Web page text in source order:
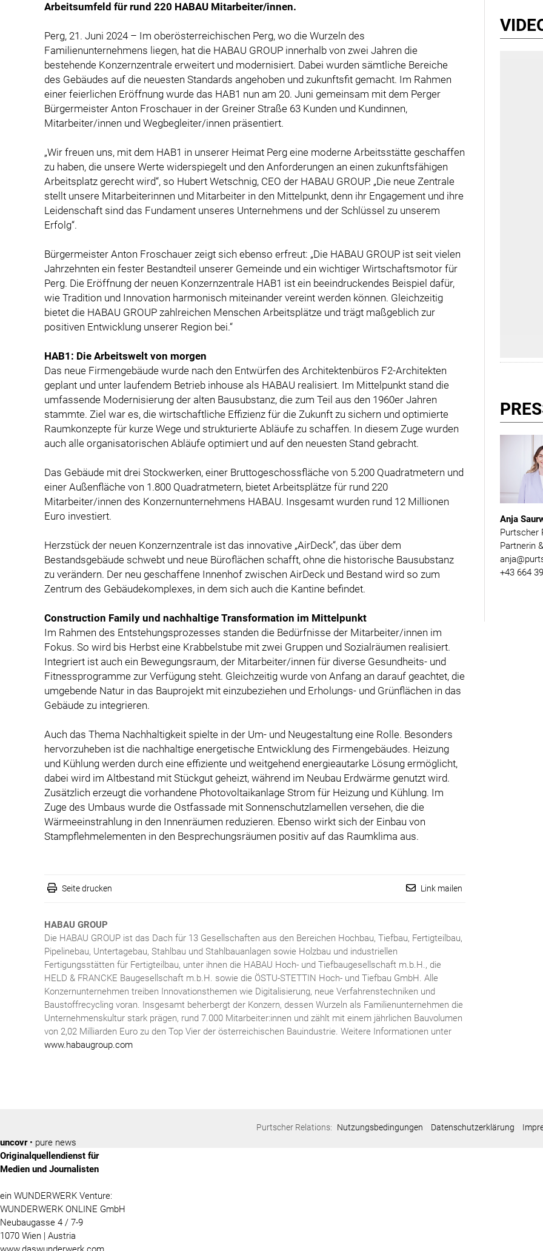
Arbeitsumfeld für rund 220 HABAU Mitarbeiter/innen.
Perg, 21. Juni 2024 – Im oberösterreichischen Perg, wo die Wurzeln des
Familienunternehmens liegen, hat die HABAU GROUP innerhalb von zwei Jahren die
bestehende Konzernzentrale erweitert und modernisiert. Dabei wurden sämtliche Bereiche
des Gebäudes auf die neuesten Standards angehoben und zukunftsfit gemacht. Im Rahmen
einer feierlichen Eröffnung wurde das HAB1 nun am 20. Juni gemeinsam mit dem Perger
Bürgermeister Anton Froschauer in der Greiner Straße 63 Kunden und Kundinnen,
Mitarbeiter/innen und Wegbegleiter/innen präsentiert.
„Wir freuen uns, mit dem HAB1 in unserer Heimat Perg eine moderne Arbeitsstätte geschaffen
zu haben, die unsere Werte widerspiegelt und den Anforderungen an einen zukunftsfähigen
Arbeitsplatz gerecht wird“, so Hubert Wetschnig, CEO der HABAU GROUP. „Die neue Zentrale
stellt unsere Mitarbeiterinnen und Mitarbeiter in den Mittelpunkt, denn ihr Engagement und ihre
Leidenschaft sind das Fundament unseres Unternehmens und der Schlüssel zu unserem
Erfolg“.
Bürgermeister Anton Froschauer zeigt sich ebenso erfreut: „Die HABAU GROUP ist seit vielen
Jahrzehnten ein fester Bestandteil unserer Gemeinde und ein wichtiger Wirtschaftsmotor für
Perg. Die Eröffnung der neuen Konzernzentrale HAB1 ist ein beeindruckendes Beispiel dafür,
wie Tradition und Innovation harmonisch miteinander vereint werden können. Gleichzeitig
bietet die HABAU GROUP zahlreichen Menschen Arbeitsplätze und trägt maßgeblich zur
positiven Entwicklung unserer Region bei.“
HAB1: Die Arbeitswelt von morgen
Das neue Firmengebäude wurde nach den Entwürfen des Architektenbüros F2-Architekten
geplant und unter laufendem Betrieb inhouse als HABAU realisiert. Im Mittelpunkt stand die
umfassende Modernisierung der alten Bausubstanz, die zum Teil aus den 1960er Jahren
stammte. Ziel war es, die wirtschaftliche Effizienz für die Zukunft zu sichern und optimierte
Raumkonzepte für kurze Wege und strukturierte Abläufe zu schaffen. In diesem Zuge wurden
auch alle organisatorischen Abläufe optimiert und auf den neuesten Stand gebracht.
Das Gebäude mit drei Stockwerken, einer Bruttogeschossfläche von 5.200 Quadratmetern und
einer Außenfläche von 1.800 Quadratmetern, bietet Arbeitsplätze für rund 220
Mitarbeiter/innen des Konzernunternehmens HABAU. Insgesamt wurden rund 12 Millionen
Euro investiert.
Herzstück der neuen Konzernzentrale ist das innovative „AirDeck“, das über dem
Bestandsgebäude schwebt und neue Büroflächen schafft, ohne die historische Bausubstanz
zu verändern. Der neu geschaffene Innenhof zwischen AirDeck und Bestand wird so zum
Zentrum des Gebäudekomplexes, in dem sich auch die Kantine befindet.
Construction Family und nachhaltige Transformation im Mittelpunkt
Im Rahmen des Entstehungsprozesses standen die Bedürfnisse der Mitarbeiter/innen im
Fokus. So wird bis Herbst eine Krabbelstube mit zwei Gruppen und Sozialräumen realisiert.
Integriert ist auch ein Bewegungsraum, der Mitarbeiter/innen für diverse Gesundheits- und
Fitnessprogramme zur Verfügung steht. Gleichzeitig wurde von Anfang an darauf geachtet, die
umgebende Natur in das Bauprojekt mit einzubeziehen und Erholungs- und Grünflächen in das
Gebäude zu integrieren.
Auch das Thema Nachhaltigkeit spielte in der Um- und Neugestaltung eine Rolle. Besonders
hervorzuheben ist die nachhaltige energetische Entwicklung des Firmengebäudes. Heizung
und Kühlung werden durch eine effiziente und weitgehend energieautarke Lösung ermöglicht,
dabei wird im Altbestand mit Stückgut geheizt, während im Neubau Erdwärme genutzt wird.
Zusätzlich erzeugt die vorhandene Photovoltaikanlage Strom für Heizung und Kühlung. Im
Zuge des Umbaus wurde die Ostfassade mit Sonnenschutzlamellen versehen, die die
Wärmeeinstrahlung in den Innenräumen reduzieren. Ebenso wirkt sich der Einbau von
Stampflehmelementen in den Besprechungsräumen positiv auf das Raumklima aus.
Seite drucken Link mailen
HABAU GROUP
Die HABAU GROUP ist das Dach für 13 Gesellschaften aus den Bereichen Hochbau, Tiefbau, Fertigteilbau,
Pipelinebau, Untertagebau, Stahlbau und Stahlbauanlagen sowie Holzbau und industriellen
Fertigungsstätten für Fertigteilbau, unter ihnen die HABAU Hoch- und Tiefbaugesellschaft m.b.H., die
HELD & FRANCKE Baugesellschaft m.b.H. sowie die ÖSTU-STETTIN Hoch- und Tiefbau GmbH. Alle
Konzernunternehmen treiben Innovationsthemen wie Digitalisierung, neue Verfahrenstechniken und
Baustoffrecycling voran. Insgesamt beherbergt der Konzern, dessen Wurzeln als Familienunternehmen die
Unternehmenskultur stark prägen, rund 7.000 Mitarbeiter:innen und zählt mit einem jährlichen Bauvolumen
von 2,02 Milliarden Euro zu den Top Vier der österreichischen Bauindustrie. Weitere Informationen unter
www.habaugroup.com
Anja
Purtscher
Partnerin
+43 664
Purtscher Relations: Nutzungsbedingungen Datenschutzerklärung
uncovr• pure news
Originalquellendienst für
Medien und Journalisten
ein WUNDERWERK Venture:
WUNDERWERK ONLINE GmbH
Neubaugasse 4 / 7-9
1070 Wien | Austria